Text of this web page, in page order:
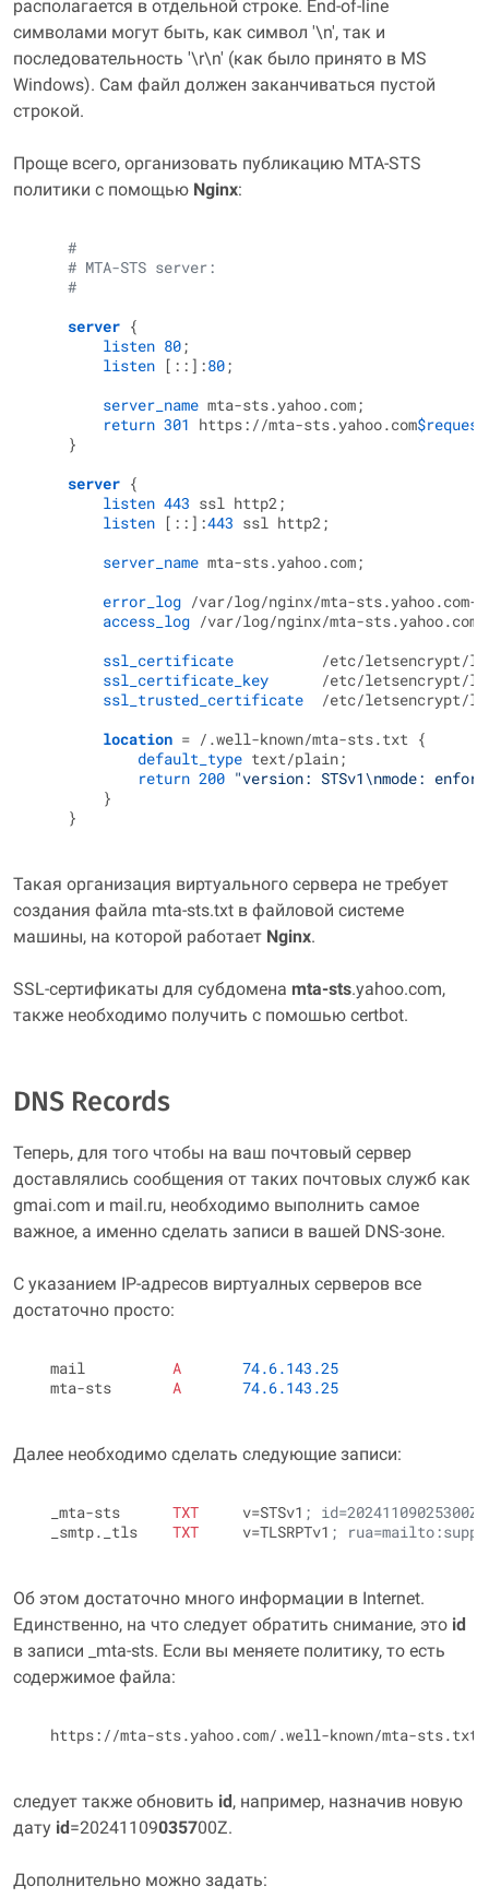
располагается в отдельной строке. End-of-line
символами могут быть, как символ '\n', так и
последовательность '\r\n' (как было принято в MS
Windows). Сам файл должен заканчиваться пустой
строкой.
Проще всего, организовать публикацию MTA-STS
политики с помощью Nginx:
#
# MTA-STS server:
#
server {
listen 80;
listen [::]:80;
server_name mta-sts.yahoo.com;
return 301 https://mta-sts.yahoo.com
    }
server {
listen 443 ssl http2;
listen [::]:443 ssl http2;
server_name mta-sts.yahoo.com;
error_log /var/log/nginx/mta-sts.yahoo.com-
access_log /var/log/nginx/mta-
ssl_certificate
/etc/letsencrypt/
ssl_certificate_key
/etc/letsencrypt/
ssl_trusted_certificate
/etc/letsencrypt/
location = /.well-known/mta-sts.txt {
default_type text/plain;
return 200 "version: STSv1\nmode:
        }
Такая организация виртуального сервера не требует
создания файла mta-sts.txt в файловой системе
машины, на которой работает Nginx.
SSL-сертификаты для субдомена mta-sts.yahoo.com,
также необходимо получить с помошью certbot.
DNS Records
Теперь, для того чтобы на ваш почтовый сервер
доставлялись сообщения от таких почтовых служб как
gmai.com и mail.ru, необходимо выполнить самое
важное, а именно сделать записи в вашей DNS-зоне.
С указанием IP-адресов виртуалных серверов все
достаточно просто:
  mail
A
74.6.143.25
  mta-sts
A 74.6.143.25
Далее необходимо сделать следующие записи:
  _mta-sts
TXT
     v=STSv1
; id=20241109025300Z;
  _smtp._tls
TXT
     v=TLSRPTv1
;
Об этом достаточно много информации в Internet.
Единственно, на что следует обратить снимание, это id
в записи _mta-sts. Если вы меняете политику, то есть
содержимое файла:
следует также обновить id, например, назначив новую
дату id=20241109035700Z.
Дополнительно можно задать: